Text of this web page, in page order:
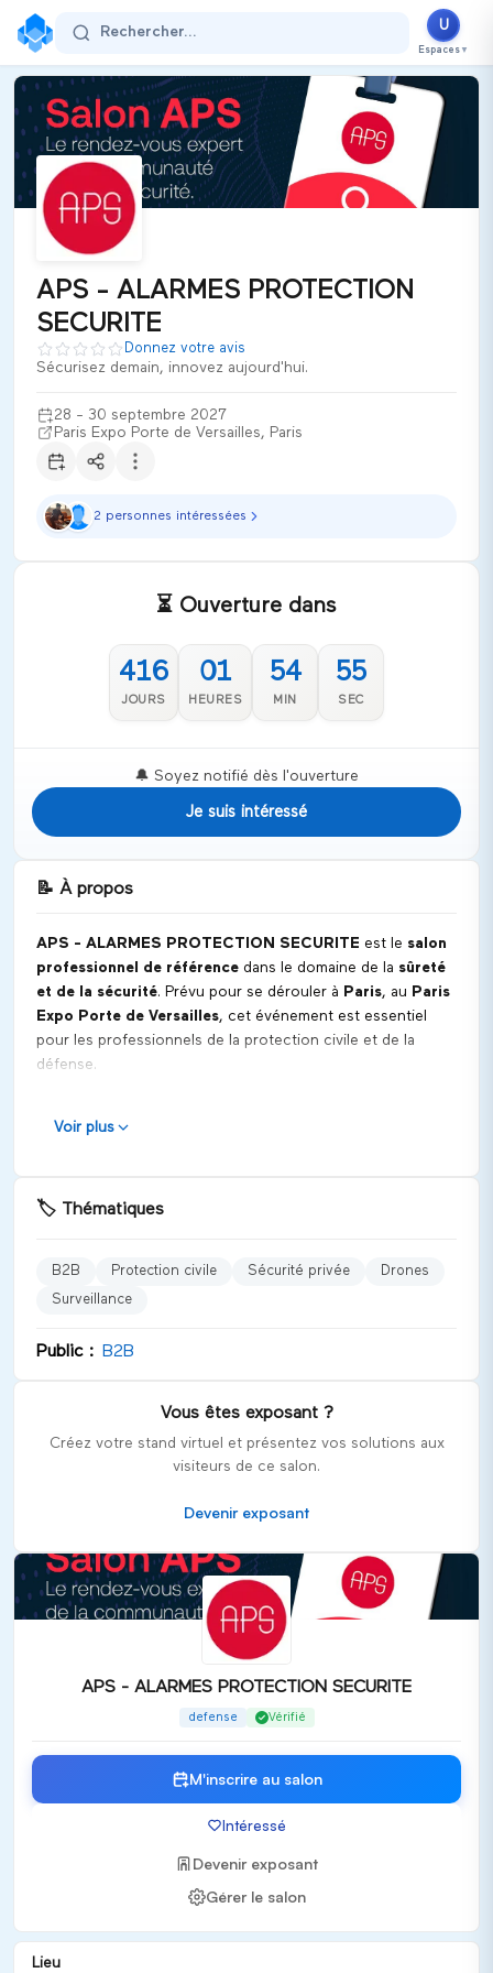
APS - ALARMES PROTECTION
28 - 30 septembre 2027
Paris Expo Porte de Versailles
ParisFrance
Secteur d'activité :defense
Thématiques
B2B
Protection civile
Sécurité privée
Drones
Surveillance
APS - ALARMES PROTECTION SECURITE est le salon
Ultiplace
Rechercher... U
Espaces ▼
APS - ALARMES PROTECTION SECURITE
defense Vérifié
M'inscrire au salon
Intéressé
Devenir exposant
Gérer le salon
Lieu
APS - ALARMES PROTECTION
SECURITE
Donnez votre avis
Sécurisez demain, innovez aujourd'hui.
28 - 30 septembre 2027
Paris Expo Porte de Versailles, Paris
2 personnes intéressées
⏳ Ouverture dans
416
JOURS
01
HEURES
54
MIN
54
SEC
🔔 Soyez notifié dès l'ouverture
Je suis intéressé
📝 À propos
APS - ALARMES PROTECTION SECURITE est le salon
professionnel de référence dans le domaine de la sûreté
et de la sécurité. Prévu pour se dérouler à Paris, au Paris
Expo Porte de Versailles, cet événement est essentiel
pour les professionnels de la protection civile et de la
défense.
solutions innovantes, échanger avec des experts et
Univers et catégories représentées
sûreté, à savoir :
Technologies de protection contre les actes de
Produits de sécurité innovants, tels que des vêtements
Le salon APS s'adresse principalement à :
Responsables de la sécurité des entreprises
Professionnels de la protection civile
Fournisseurs de solutions de sécurité
Decideurs et influenceurs dans le domaine de la
offre une expérience enrichissante avec :
Des conférences et ateliers animés par des experts du
Des démonstrations de produits et technologies de
Voir plus
🏷️ Thématiques
B2B Protection civile Sécurité privée
Drones
Surveillance
Public : B2B
Vous êtes exposant ?
Créez votre stand virtuel et présentez vos solutions aux
visiteurs de ce salon.
Devenir exposant